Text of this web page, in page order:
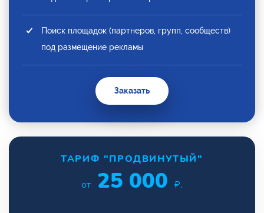
Поиск площадок (партнеров, групп, сообществ)
под размещение рекламы
Заказать
ТАРИФ "ПРОДВИНУТЫЙ"
от 25 000 ₽.